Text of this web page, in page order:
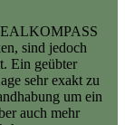
sind jedoch
Ein geübter
sehr exakt zu
um ein
auch mehr